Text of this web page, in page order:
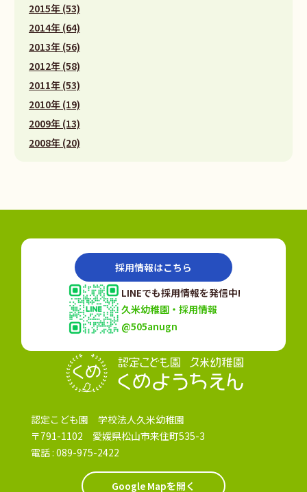
2015年 (53)
2014年 (64)
2013年 (56)
2012年 (58)
2011年 (53)
2010年 (19)
2009年 (13)
2008年 (20)
認定こども園 学校法人久米幼稚園
〒791-1102 愛媛県松山市来住町535-3
電話 : 089-975-2422
Google Mapを開く
採用情報はこちら
LINEでも採用情報を発信中!
久米幼稚園・採用情報
@505anugn